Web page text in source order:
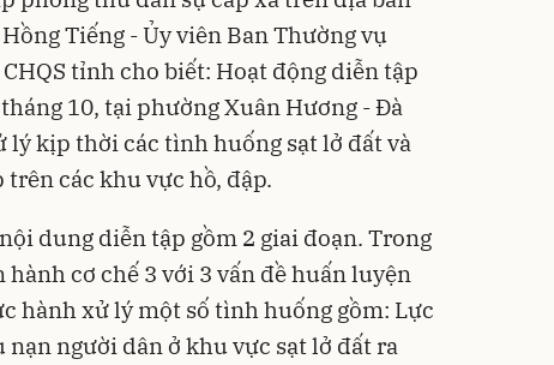
Tiếng - Ủy viên Ban Thường vụ
tỉnh cho biết: Hoạt động diễn tập
10, tại phường Xuân Hương - Đà
lý kịp thời các tình huống sạt lở đất và
các khu vực hồ, đập.
dung diễn tập gồm 2 giai đoạn. Trong
hành cơ chế 3 với 3 vấn đề huấn luyện
hành xử lý một số tình huống gồm: Lực
người dân ở khu vực sạt lở đất ra